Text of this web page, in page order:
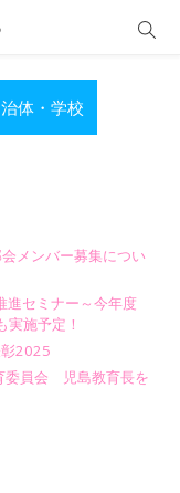
体・学校
メンバー募集につい
進セミナー～今年度
施予定！
彰2025
委員会 児島教育長を